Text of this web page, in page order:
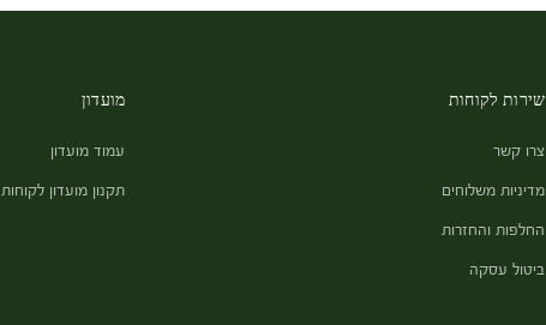
שירות לקוחות
צרו קשר
מדיניות משלוחים
החלפות והחזרות
ביטול עסקה
מועדון
עמוד מועדון
תקנון מועדון לקוחות